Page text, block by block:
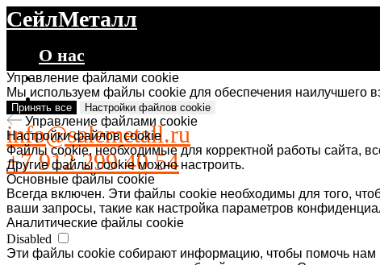
СейлМеталл
О нас
Каталог
Контакты
info@salemetall.ru
+7 912 299 40 54
Управление файлами cookie
Мы используем файлы cookie для обеспечения наилучшего
Принять все Настройки файлов cookie
Управление файлами cookie
Настройки файлов cookie
Файлы cookie, необходимые для корректной работы сайта,
Другие файлы cookie можно настроить.
Основные файлы cookie
Всегда включен. Эти файлы cookie необходимы для того,
ваши запросы, такие как настройка параметров
Аналитические файлы cookie
Disabled
Эти файлы cookie собирают информацию, чтобы помочь нам